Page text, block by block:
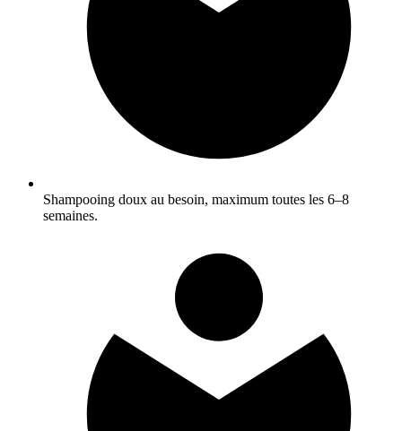
Shampooing doux au besoin, maximum toutes les 6–8
semaines.